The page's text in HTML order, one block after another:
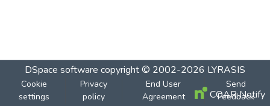
والمبحث الثالث لمدراسات
السابقة، أما الفصل الثاني فكان عبارة عن
دراسة ميدانية عمى موظفي ومدراء مدرسة
DSpace software copyright © 2002-2026 LYRASIS
Cookie
settings
Privacy
policy
End User
Agreement
Send
Feedback
COAR Notify